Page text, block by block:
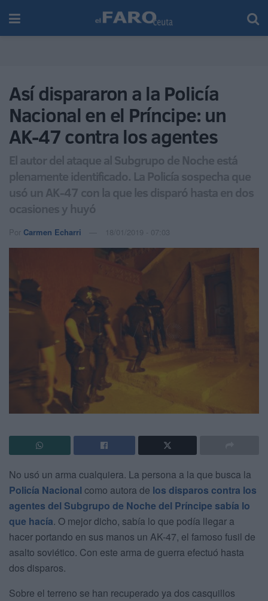
Así dispararon a la Policía
Nacional en el Príncipe: un
AK-47 contra los agentes
El autor del ataque al Subgrupo de Noche está
plenamente identificado. La Policía sospecha que
usó un AK-47 con la que les disparó hasta en dos
ocasiones y huyó
Por Carmen Echarri 18/01/2019 - 07:03
No usó un arma cualquiera. La persona a la que busca la
Policía Nacional como autora de los disparos contra los
agentes del Subgrupo de Noche del Príncipe sabía lo
que hacía. O mejor dicho, sabía lo que podía llegar a
hacer portando en sus manos un AK-47, el famoso fusil de
asalto soviético. Con este arma de guerra efectuó hasta
dos disparos.
Sobre el terreno se han recuperado ya dos casquillos